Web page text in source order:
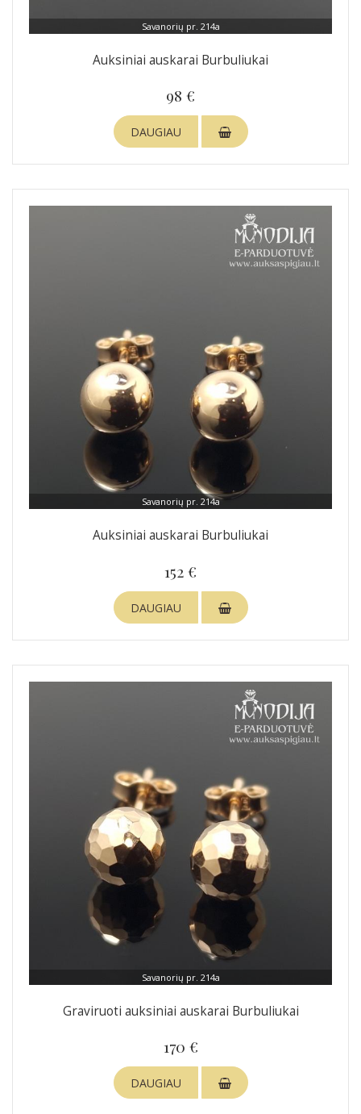
Savanorių pr. 214a
Auksiniai auskarai Burbuliukai
98 €
DAUGIAU
Savanorių pr. 214a
Auksiniai auskarai Burbuliukai
152 €
DAUGIAU
Savanorių pr. 214a
Graviruoti auksiniai auskarai Burbuliukai
170 €
DAUGIAU